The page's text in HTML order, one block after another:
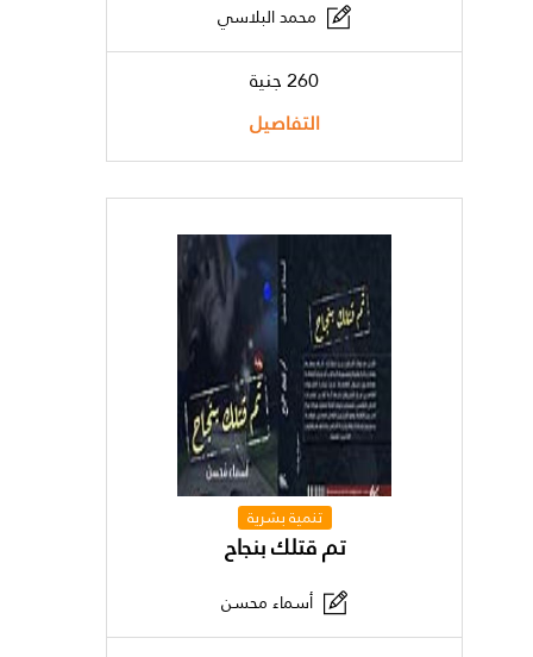
محمد البلاسي
260 جنية
التفاصيل
تنمية بشرية
تم قتلك بنجاح
أسماء محسن